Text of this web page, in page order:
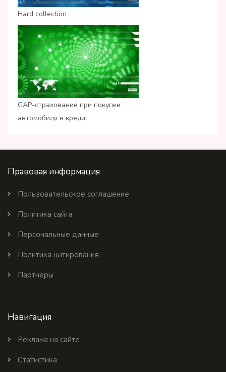
Hard collection
GAP-страхование при покупке
автомобиля в кредит
Правовая информация
Пользовательское соглашение
Политика сайта
Персональные данные
Политика цитирования
Партнеры
Навигация
Реклама на сайте
Статистика